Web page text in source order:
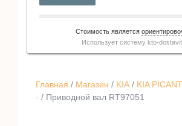
Главная / Магазин / KIA / KIA
- / Приводной вал RT97051
Стоимость является
Использует систему kto-